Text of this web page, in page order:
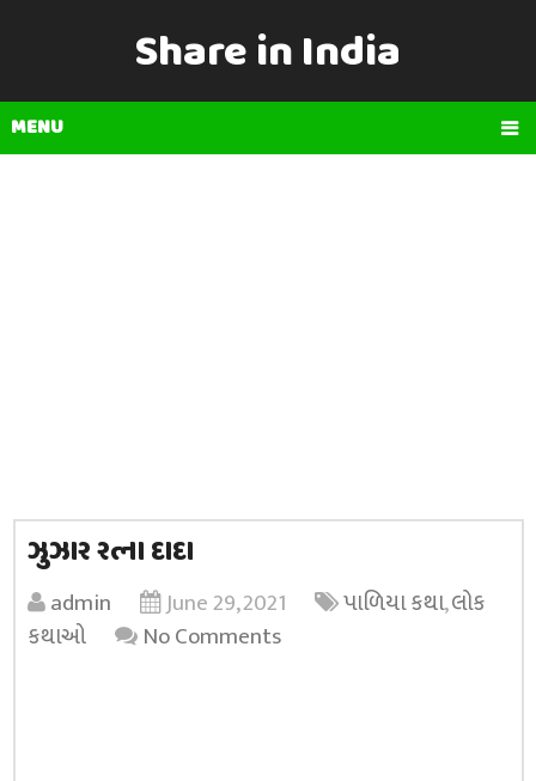
Share in India
MENU
ઝુઝાર રત્ના દાદા
admin June 29, 2021 પાળિયા કથા,લોક
કથાઓ
No Comments